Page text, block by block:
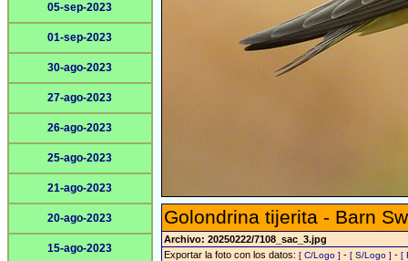
05-sep-2023
01-sep-2023
30-ago-2023
27-ago-2023
26-ago-2023
25-ago-2023
21-ago-2023
20-ago-2023
15-ago-2023
Golondrina tijerita - Barn
Archivo: 20250222/7108_sac_3.jpg
Exportar la foto con los datos: [ C/Logo ] - [ S/Logo ] - [